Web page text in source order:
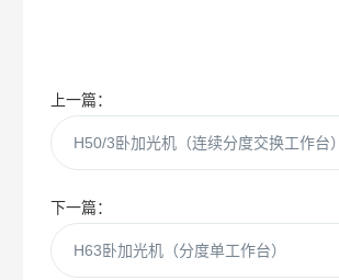
上一篇：
H50/3卧加光机（连续分度交换工作台）
下一篇：
H63卧加光机（分度单工作台）